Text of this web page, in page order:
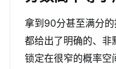
拿到90分甚至满分
都给出了明确的、非
锁定在很窄的概率空